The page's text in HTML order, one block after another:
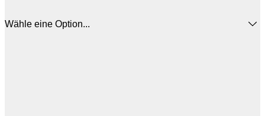
Wähle eine Option...